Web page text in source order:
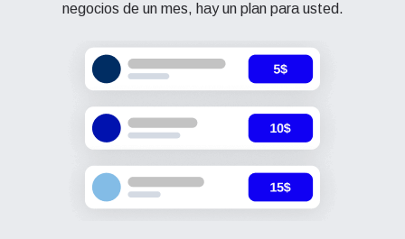
negocios de un mes, hay un plan para usted.